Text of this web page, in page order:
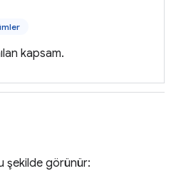
kapsam.
şekilde görünür: